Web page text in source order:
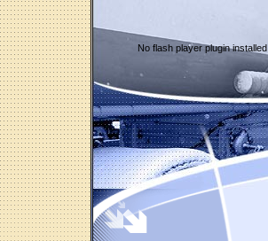
No flash player plugin installed